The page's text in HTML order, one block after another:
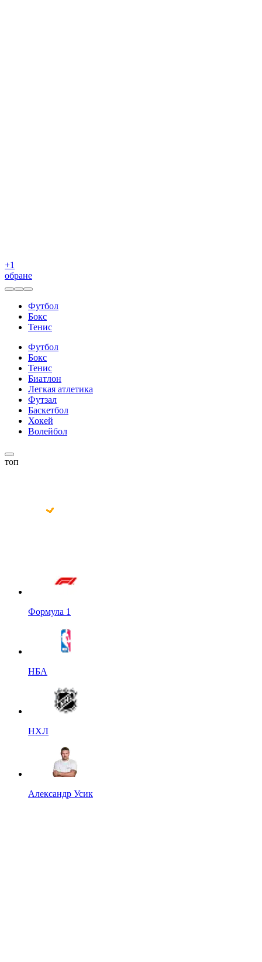
+1
обране
Футбол
Бокс
Тенис
Футбол
Бокс
Тенис
Биатлон
Легкая атлетика
Футзал
Баскетбол
Хокей
Волейбол
топ
Формула 1
НБА
НХЛ
Александр Усик